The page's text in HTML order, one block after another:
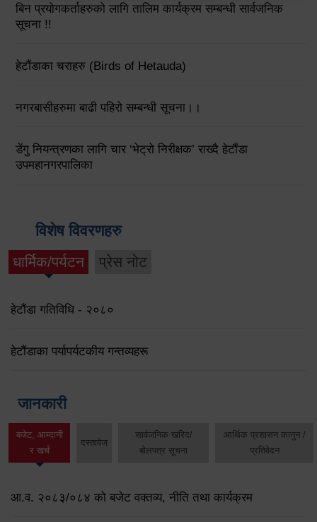
बिन प्रयोगकर्ताहरुको लागि तालिम कार्यक्रम सम्बन्धी सार्वजनिक
सूचना !!
हेटौंडाका चराहरु (Birds of Hetauda)
नगरबासीहरुमा बाढी पहिरो सम्बन्धी सूचना।।
डेंगु नियन्त्रणका लागि चार ‘भेट्रो निरीक्षक’ राख्दै हेटौंडा
उपमहानगरपालिका
विशेष विवरणहरु
धार्मिक/पर्यटन प्रेस नोट
हेटौंडा गतिविधि - २०८०
हेटौंडाका पर्यापर्यटकीय गन्तव्यहरू
जानकारी
बजेट, आम्दानी
र खर्च
दस्तावेज
सार्वजनिक खरिद/
बोलपत्र सूचना
आर्थिक प्रशासन कानुन /
प्रतिवेदन
आ.व. २०८३/०८४ को बजेट वक्तव्य, नीति तथा कार्यक्रम